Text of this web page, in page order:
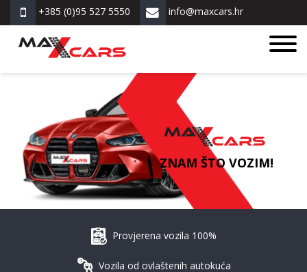
+385 (0)95 527 5550 info@maxcars.hr
ZNAM ŠTO VOZIM!
Provjerena vozila 100%
Vozila od ovlaštenih autokuća